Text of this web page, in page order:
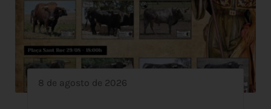
8 de agosto de 2026